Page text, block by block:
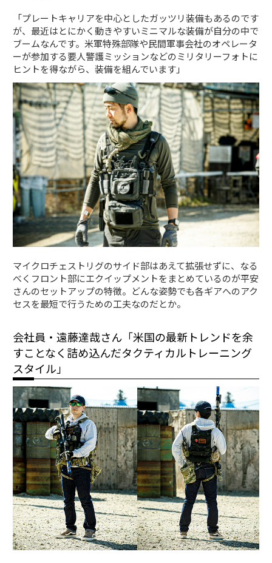
「プレートキャリアを中心としたガッツリ装備もあるのです
が、最近はとにかく動きやすいミニマルな装備が自分の中で
ブームなんです。米軍特殊部隊や民間軍事会社のオペレータ
ーが参加する要人警護ミッションなどのミリタリーフォトに
ヒントを得ながら、装備を組んでいます」
マイクロチェストリグのサイド部はあえて拡張せずに、なる
べくフロント部にエクイップメントをまとめているのが平安
さんのセットアップの特徴。どんな姿勢でも各ギアへのアク
セスを最短で行うための工夫なのだとか。
会社員・遠藤達哉さん「米国の最新トレンドを余
すことなく詰め込んだタクティカルトレーニング
スタイル」